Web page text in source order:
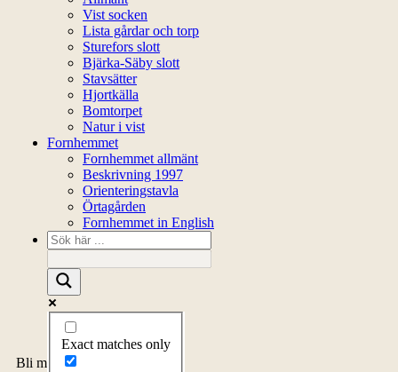
Vist socken
Lista gårdar och torp
Sturefors slott
Bjärka-Säby slott
Stavsätter
Hjortkälla
Bomtorpet
Natur i vist
Fornhemmet
Fornhemmet allmänt
Beskrivning 1997
Orienteringstavla
Örtagården
Fornhemmet in English
Exact matches only
Bli medlem